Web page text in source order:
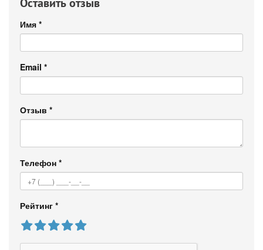
Имя *
Email *
Отзыв *
Телефон *
Рейтинг *